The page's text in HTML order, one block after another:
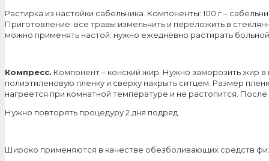
Растирка из настойки сабельника. Компоненты: 100 г –
Приготовление: все травы измельчить и переложить в
можно применять настой: нужно ежедневно растирать больной
Компресс. Компонент – конский жир. Нужно заморозить жир в
полиэтиленовую пленку и сверху накрыть ситцем. Размер
нагреется при комнатной температуре и не растопится.
Нужно повторять процедуру 2 дня подряд.
Широко применяются в качестве обезболивающих средств